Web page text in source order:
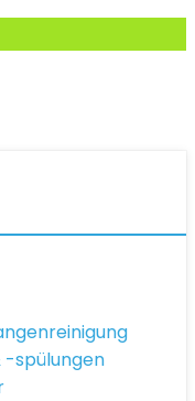
-spülungen